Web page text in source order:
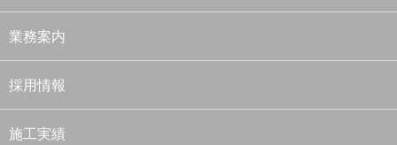
業務案内
採用情報
施工実績